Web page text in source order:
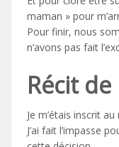
maman » pour
Pour finir, nous
n’avons pas fait
Récit
Je m’étais inscrit
J’ai fait l’impasse